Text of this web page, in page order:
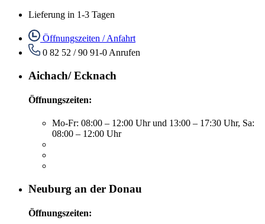
Lieferung in 1-3 Tagen
Öffnungszeiten / Anfahrt
0 82 52 / 90 91-0 Anrufen
Aichach/ Ecknach
Öffnungszeiten:
Mo-Fr: 08:00 – 12:00 Uhr und 13:00 – 17:30 Uhr, Sa:
08:00 – 12:00 Uhr
Neuburg an der Donau
Öffnungszeiten: